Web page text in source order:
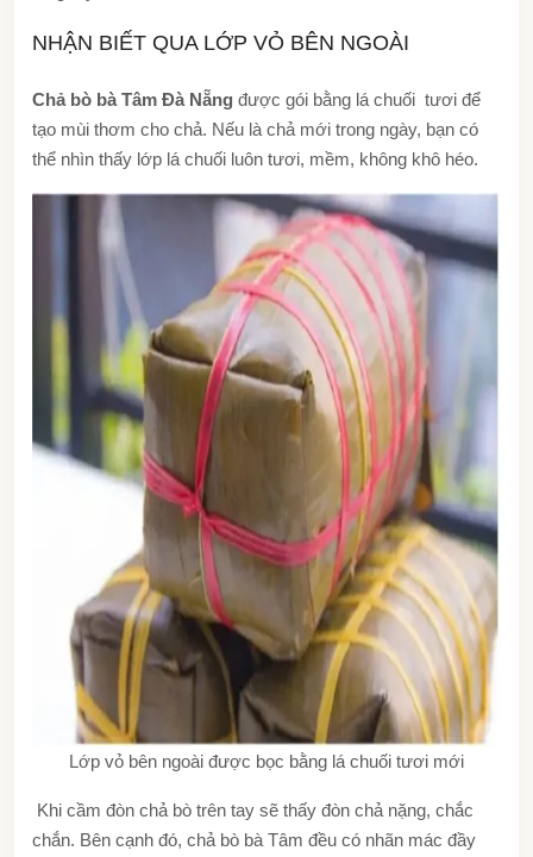
NHẬN BIẾT QUA LỚP VỎ BÊN NGOÀI
Chả bò bà Tâm Đà Nẵng được gói bằng lá chuối tươi để
tạo mùi thơm cho chả. Nếu là chả mới trong ngày, bạn có
thể nhìn thấy lớp lá chuối luôn tươi, mềm, không khô héo.
Lớp vỏ bên ngoài được bọc bằng lá chuối tươi mới
Khi cầm đòn chả bò trên tay sẽ thấy đòn chả nặng, chắc
chắn. Bên cạnh đó, chả bò bà Tâm đều có nhãn mác đầy